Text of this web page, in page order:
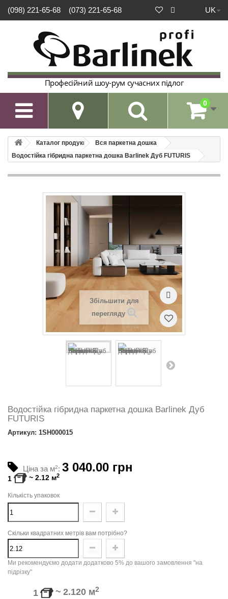
UK
(098) 221-65-68 (073) 221-65-68
Професійний шоу-рум сучасних підлог
 0
Каталог продукції
Вся паркетна дошка
Водостійка гібридна паркетна дошка Barlinek Дуб FUTURIS
Збільшити для
перегляду
Водостійка гібридна паркетна дошка Barlinek Дуб
FUTURIS
Артикул: 1SH000015
Ціна за м2: 3 040.00 грн
1 ~ 2.12 м2
Кількість упаковок
Скільки квадратних метрів вам потрібно?
Ми рекомендуємо додати додатково 5% до вашого замовлення "на
підрізку"
1 ~ 2.120 м2